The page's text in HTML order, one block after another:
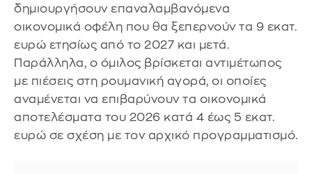
δημιουργήσουν επαναλαμβανόμενα
οικονομικά οφέλη που θα ξεπερνούν τα 9 εκατ.
ευρώ ετησίως από το 2027 και μετά.
Παράλληλα, ο όμιλος βρίσκεται αντιμέτωπος
με πιέσεις στη ρουμανική αγορά, οι οποίες
αναμένεται να επιβαρύνουν τα οικονομικά
αποτελέσματα του 2026 κατά 4 έως 5 εκατ.
ευρώ σε σχέση με τον αρχικό προγραμματισμό.